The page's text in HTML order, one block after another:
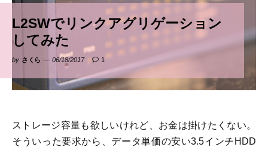
L2SWでリンクアグリゲーション
してみた
by さくら 06/18/2017 1 c
o
m
m
o
ストレージ容量も欲しいけれど、お金は掛けたくない。
そういった要求から、データ単価の安い3.5インチHDD